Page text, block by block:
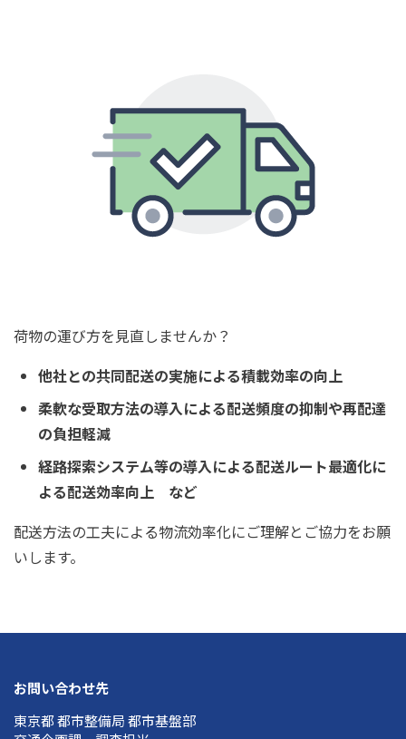
荷物の運び方を見直しませんか？
他社との共同配送の実施による積載効率の向上
柔軟な受取方法の導入による配送頻度の抑制や再配達
の負担軽減
経路探索システム等の導入による配送ルート最適化に
よる配送効率向上 など
配送方法の工夫による物流効率化にご理解とご協力をお願
いします。
お問い合わせ先
東京都 都市整備局 都市基盤部